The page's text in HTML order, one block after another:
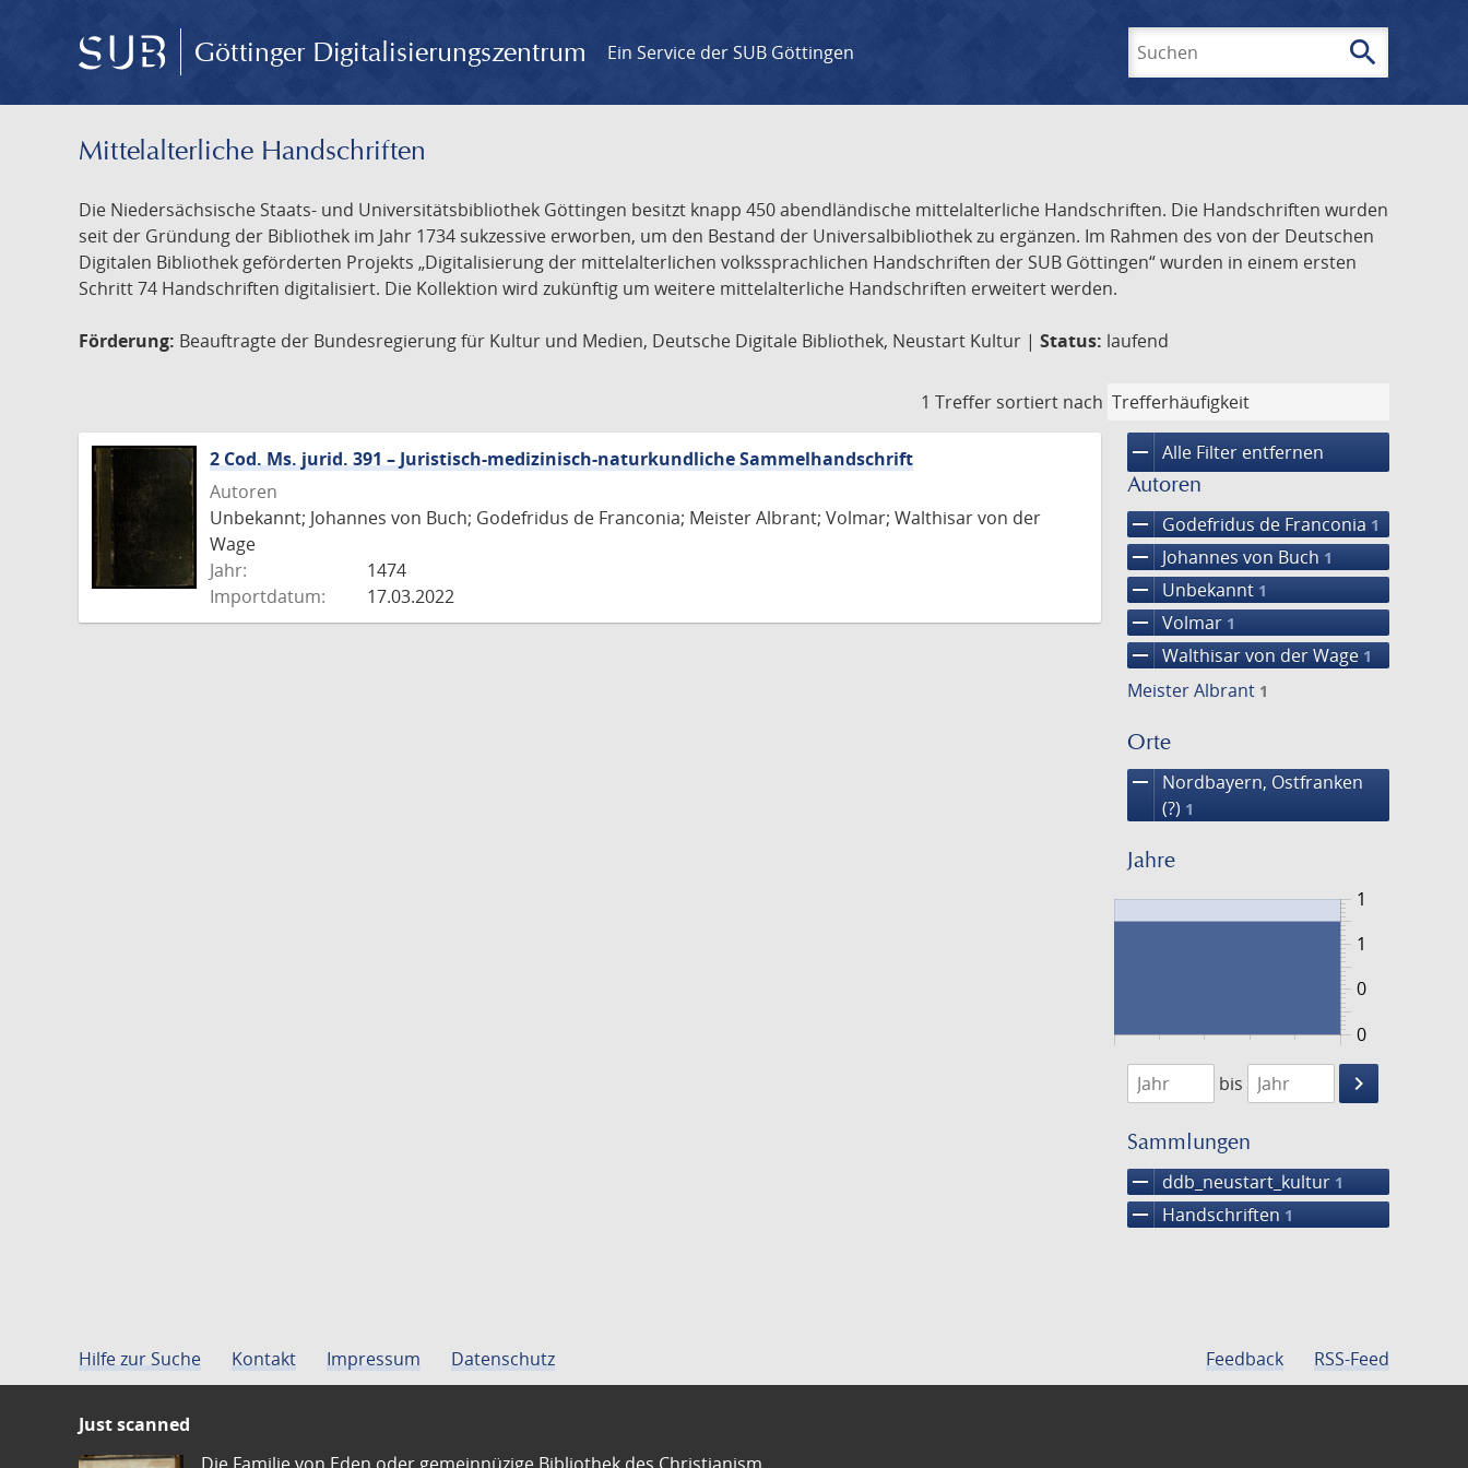
Göttinger Digitalisierungszentrum Ein Service der SUB Göttingen search
Mittelalterliche Handschriften
Die Niedersächsische Staats- und Universitätsbibliothek Göttingen besitzt knapp 450 abendländische mittelalterliche Handschriften. Die Handschriften wurden
seit der Gründung der Bibliothek im Jahr 1734 sukzessive erworben, um den Bestand der Universalbibliothek zu ergänzen. Im Rahmen des von der Deutschen
Digitalen Bibliothek geförderten Projekts „Digitalisierung der mittelalterlichen volkssprachlichen Handschriften der SUB Göttingen“ wurden in einem ersten
Schritt 74 Handschriften digitalisiert. Die Kollektion wird zukünftig um weitere mittelalterliche Handschriften erweitert werden.
Förderung: Beauftragte der Bundesregierung für Kultur und Medien, Deutsche Digitale Bibliothek, Neustart Kultur | Status: laufend
1 Treffer sortiert nach
remove Alle Filter entfernen
Autoren
remove Godefridus de Franconia 1
remove Johannes von Buch 1
remove Unbekannt 1
remove Volmar 1
remove Walthisar von der Wage 1
Meister Albrant 1
Orte
remove
Nordbayern, Ostfranken
(?) 1
Jahre
0
1
0
1
1474
1475
bis
keyboard_arrow_right
Suche
Sammlungen
remove ddb_neustart_kultur 1
remove Handschriften 1
2 Cod. Ms. jurid. 391 – Juristisch-medizinisch-naturkundliche Sammelhandschrift
Autoren
Unbekannt; Johannes von Buch; Godefridus de Franconia; Meister Albrant; Volmar; Walthisar von der
Wage
Jahr:
1474
Importdatum:
17.03.2022
Hilfe zur Suche Kontakt Impressum Datenschutz Feedback RSS-Feed
Just scanned